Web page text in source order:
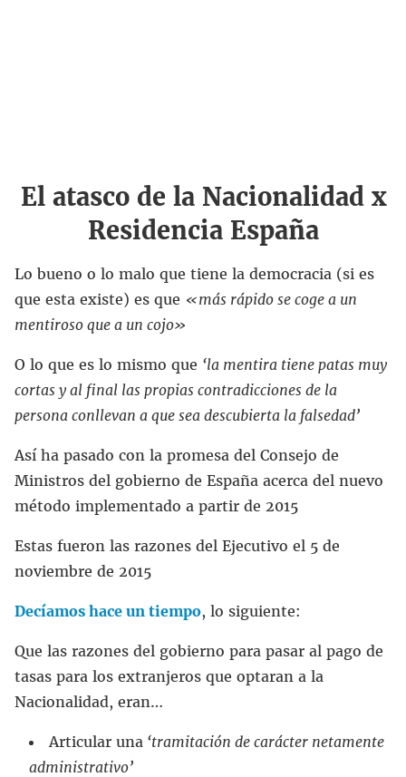
El atasco de la Nacionalidad x
Residencia España
Lo bueno o lo malo que tiene la democracia (si es
que esta existe) es que «más rápido se coge a un
mentiroso que a un cojo»
O lo que es lo mismo que ‘la mentira tiene patas muy
cortas y al final las propias contradicciones de la
persona conllevan a que sea descubierta la falsedad’
Así ha pasado con la promesa del Consejo de
Ministros del gobierno de España acerca del nuevo
método implementado a partir de 2015
Estas fueron las razones del Ejecutivo el 5 de
noviembre de 2015
Decíamos hace un tiempo, lo siguiente:
Que las razones del gobierno para pasar al pago de
tasas para los extranjeros que optaran a la
Nacionalidad, eran…
Articular una ‘tramitación de carácter netamente
administrativo’